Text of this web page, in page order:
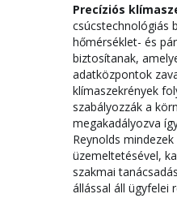
Precíziós
csúcstechnológiás
hőmérséklet- és
biztosítanak,
adatközpontok
klímaszekrények
szabályozzák a
megakadályozva
Reynolds
üzemeltetésével,
szakmai
állással áll ügyfelei